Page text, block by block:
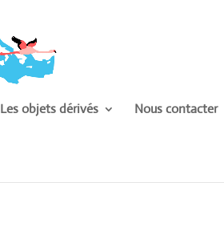
Les objets dérivés
Nous contacter